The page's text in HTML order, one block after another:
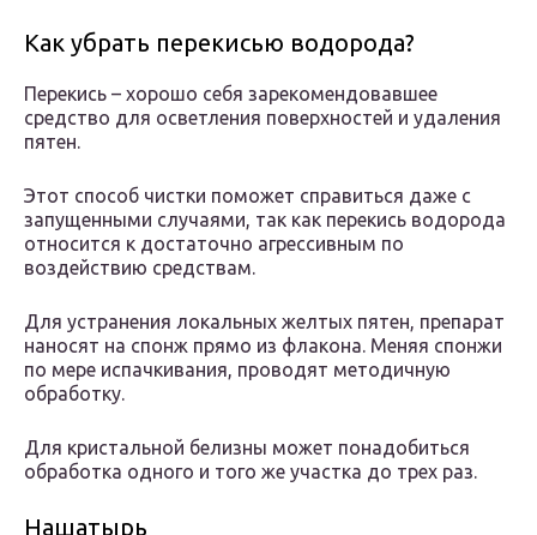
Как убрать перекисью водорода?
Перекись – хорошо себя зарекомендовавшее
средство для осветления поверхностей и удаления
пятен.
Этот способ чистки поможет справиться даже с
запущенными случаями, так как перекись водорода
относится к достаточно агрессивным по
воздействию средствам.
Для устранения локальных желтых пятен, препарат
наносят на спонж прямо из флакона. Меняя спонжи
по мере испачкивания, проводят методичную
обработку.
Для кристальной белизны может понадобиться
обработка одного и того же участка до трех раз.
Нашатырь